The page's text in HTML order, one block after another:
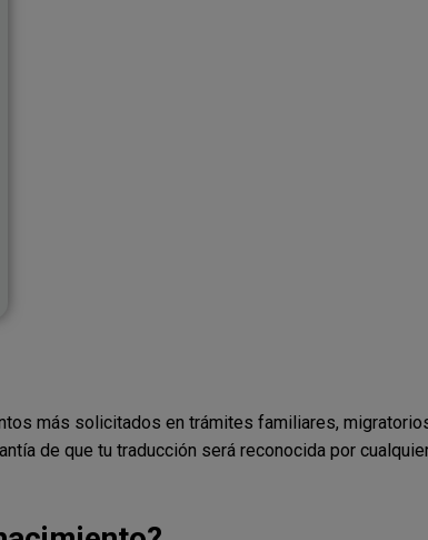
más solicitados en trámites familiares,
de que tu traducción será reconocida por